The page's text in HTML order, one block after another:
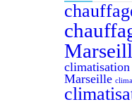
climatisation
Marseille